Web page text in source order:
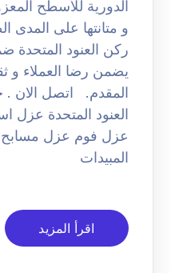
الدورية للأسطح
و متانتها على
ركن العنود المتحدة
يضمن رضا العملاء و
المقدم. اتصل
العنود المتحدة
عزل فوم عزل
المبيدات
اقرأ المزيد